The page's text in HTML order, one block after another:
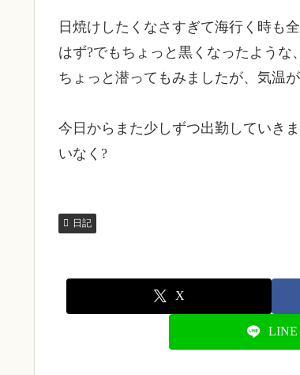
日焼けしたくなさすぎて海行く時も
はず?でもちょっと黒くなったような
ちょっと潜ってもみましたが、気温
今日からまた少しずつ出勤していき
いなく?
日記
X
LINE